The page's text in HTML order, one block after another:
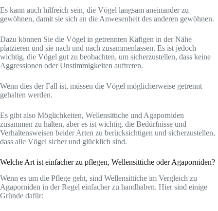
Es kann auch hilfreich sein, die Vögel langsam aneinander zu
gewöhnen, damit sie sich an die Anwesenheit des anderen gewöhnen.
Dazu können Sie die Vögel in getrennten Käfigen in der Nähe
platzieren und sie nach und nach zusammenlassen. Es ist jedoch
wichtig, die Vögel gut zu beobachten, um sicherzustellen, dass keine
Aggressionen oder Unstimmigkeiten auftreten.
Wenn dies der Fall ist, müssen die Vögel möglicherweise getrennt
gehalten werden.
Es gibt also Möglichkeiten, Wellensittiche und Agaporniden
zusammen zu halten, aber es ist wichtig, die Bedürfnisse und
Verhaltensweisen beider Arten zu berücksichtigen und sicherzustellen,
dass alle Vögel sicher und glücklich sind.
Welche Art ist einfacher zu pflegen, Wellensittiche oder Agaporniden?
Wenn es um die Pflege geht, sind Wellensittiche im Vergleich zu
Agaporniden in der Regel einfacher zu handhaben. Hier sind einige
Gründe dafür: